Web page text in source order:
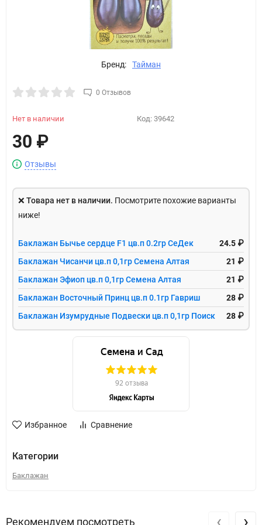
Бренд: Тайман
0 Отзывов
Нет в наличии Код: 39642
30 ₽
Отзывы
❌ Товара нет в наличии. Посмотрите похожие варианты
ниже!
Баклажан Бычье сердце F1 цв.п 0.2гр СеДек
24.5 ₽
Баклажан Чисанчи цв.п 0,1гр Семена Алтая
21 ₽
Баклажан Эфиоп цв.п 0,1гр Семена Алтая
21 ₽
Баклажан Восточный Принц цв.п 0.1гр Гавриш
28 ₽
Баклажан Изумрудные Подвески цв.п 0,1гр Поиск
28 ₽
Избранное Сравнение
Категории
Баклажан
Рекомендуем посмотреть